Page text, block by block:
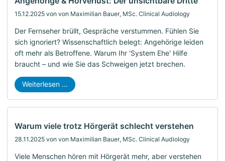
15.12.2025 von von Maximilian Bauer, MSc. Clinical Audiology
Der Fernseher brüllt, Gespräche verstummen. Fühlen Sie
sich ignoriert? Wissenschaftlich belegt: Angehörige leiden
oft mehr als Betroffene. Warum Ihr 'System Ehe' Hilfe
braucht – und wie Sie das Schweigen jetzt brechen.
Weiterlesen …
28.11.2025 von von Maximilian Bauer, MSc. Clinical Audiology
Warum viele trotz Hörgerät schlecht verstehen
Viele Menschen hören mit Hörgerät mehr, aber verstehen